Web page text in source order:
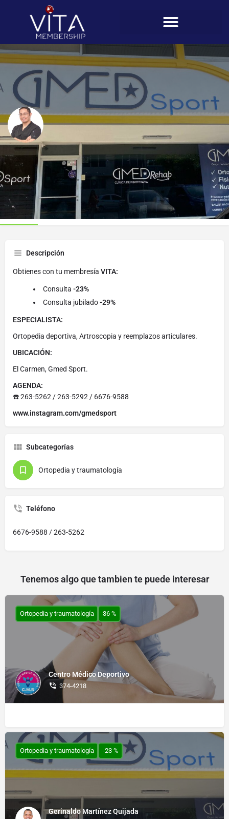
Emilio Tufiño Carrera
Teléfono
6676-9588 / 263-5262
Perfil
Descripción
Obtienes con tu membresía VITA:
Consulta -23%
Consulta jubilado-29%
ESPECIALISTA:
Ortopedia deportiva, Artroscopia y reemplazos articulares.
UBICACIÓN:
El Carmen, Gmed Sport.
AGENDA:
☎️ 263-5262 / 263-5292 / 6676-9588
www.instagram.com/gmedsport
Subcategorías
Ortopedia y traumatología
Teléfono
6676-9588 / 263-5262
Tenemos algo que tambien te puede interesar
Centro Médico Deportivo
374-4218
Ortopedia y traumatología 36 %
Gerinaldo Martínez Quijada
Ortopedia y traumatología -23 %